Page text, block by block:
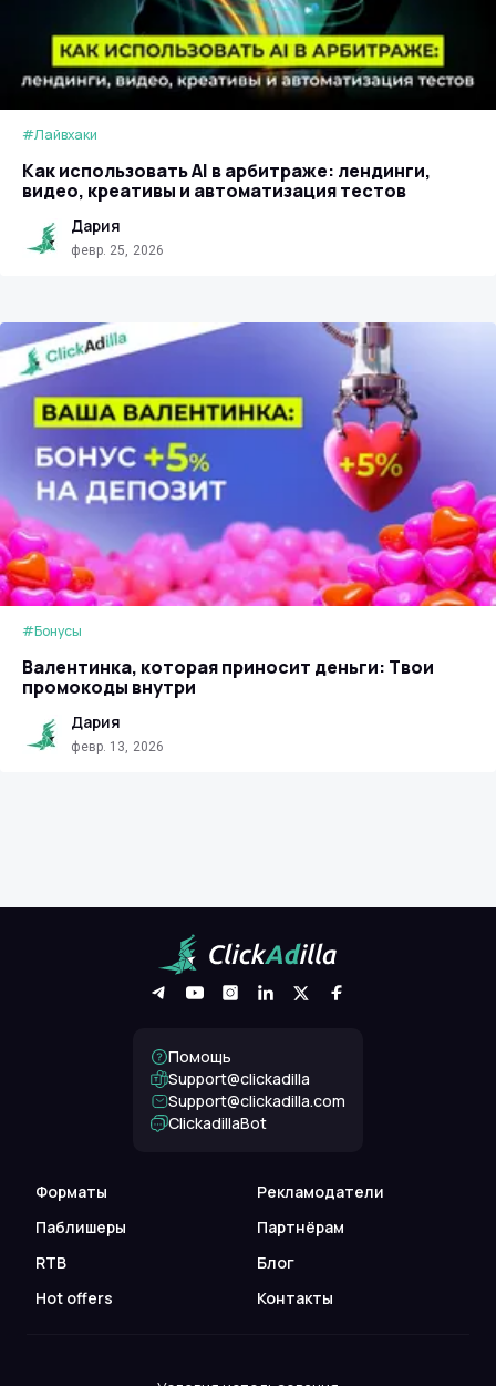
#Лайвхаки
Как использовать AI в арбитраже: лендинги,
видео, креативы и автоматизация тестов
Дария
февр. 25, 2026
#Бонусы
Валентинка, которая приносит деньги: Твои
промокоды внутри
Дария
февр. 13, 2026
Форматы
Рекламодатели
Паблишеры
Партнёрам
RTB
Блог
Hot offers
Контакты
Помощь
Support@clickadilla
support@clickadilla.com
ClickadillaBot